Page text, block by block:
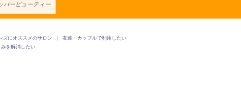
パービューティー
ズにオススメのサロン
友達・カップルで利用したい
みを解消したい